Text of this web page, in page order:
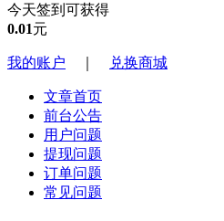
今天签到可获得
0.01元
我的账户 兑换商城
文章首页
前台公告
用户问题
提现问题
订单问题
常见问题